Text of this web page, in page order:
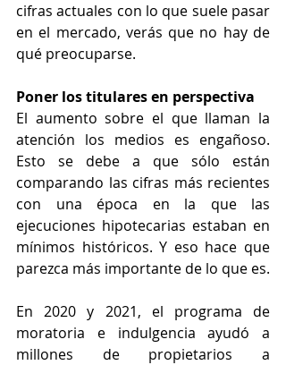
cifras actuales con lo que suele pasar
en el mercado, verás que no hay de
qué preocuparse.
Poner los titulares en perspectiva
El aumento sobre el que llaman la
atención los medios es engañoso.
Esto se debe a que sólo están
comparando las cifras más recientes
con una época en la que las
ejecuciones hipotecarias estaban en
mínimos históricos. Y eso hace que
parezca más importante de lo que es.
En 2020 y 2021, el programa de
moratoria e indulgencia ayudó a
millones de propietarios a